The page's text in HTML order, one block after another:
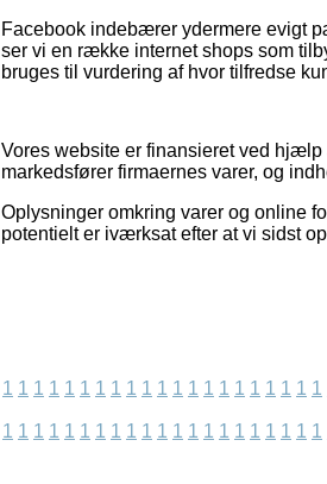
Facebook indebærer ydermere evigt
ser vi en række internet shops som
bruges til vurdering af hvor tilfredse
Vores website er finansieret ved
markedsfører firmaernes varer, og
Oplysninger omkring varer og online
potentielt er iværksat efter at vi sidst
1 1 1 1 1 1 1 1 1 1 1 1 1 1 1 1 1 1 1 1 1
1 1 1 1 1 1 1 1 1 1 1 1 1 1 1 1 1 1 1 1 1